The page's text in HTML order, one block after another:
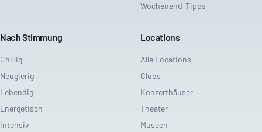
Wochenend-Tipps
Nach Stimmung
Chillig
Neugierig
Lebendig
Energetisch
Intensiv
Locations
Alle Locations
Clubs
Konzerthäuser
Theater
Museen